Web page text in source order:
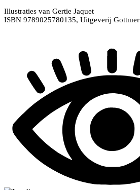
Illustraties van Gertie Jaquet
ISBN 9789025780135, Uitgeverij Gottmer